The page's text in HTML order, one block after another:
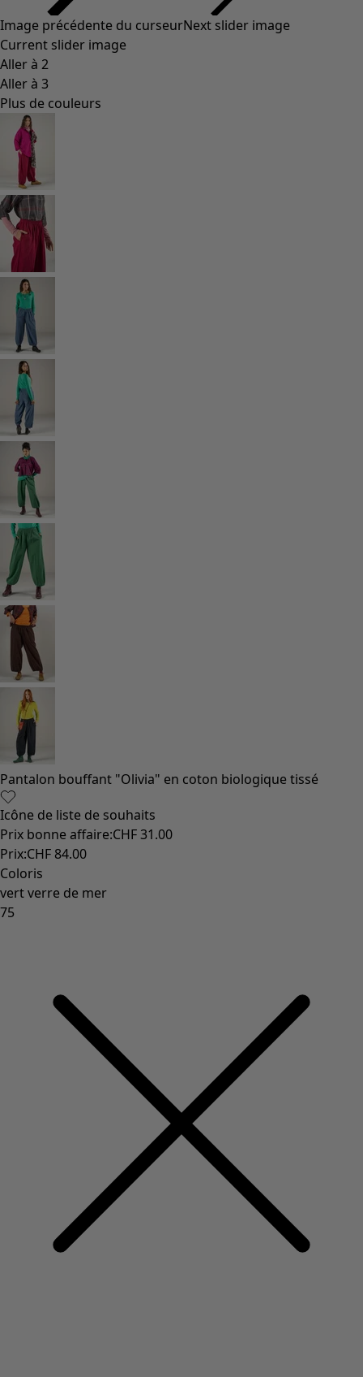
Image précédente du curseurNext slider image
Current slider image
Aller à 2
Aller à 3
Plus de couleurs
Pantalon bouffant "Olivia" en coton biologique tissé
Icône de liste de souhaits
Prix bonne affaire:CHF 31.00
Prix:CHF 84.00
Coloris
vert verre de mer
75